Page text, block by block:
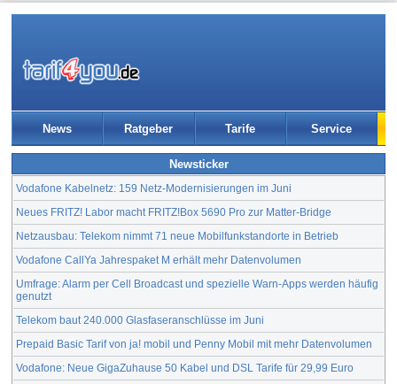
News Ratgeber Tarife Service
Newsticker
Vodafone Kabelnetz: 159 Netz-Modernisierungen im Juni
Neues FRITZ! Labor macht FRITZ!Box 5690 Pro zur Matter-Bridge
Netzausbau: Telekom nimmt 71 neue Mobilfunkstandorte in Betrieb
Vodafone CallYa Jahrespaket M erhält mehr Datenvolumen
Umfrage: Alarm per Cell Broadcast und spezielle Warn-Apps werden häufig
genutzt
Telekom baut 240.000 Glasfaseranschlüsse im Juni
Prepaid Basic Tarif von ja! mobil und Penny Mobil mit mehr Datenvolumen
Vodafone: Neue GigaZuhause 50 Kabel und DSL Tarife für 29,99 Euro